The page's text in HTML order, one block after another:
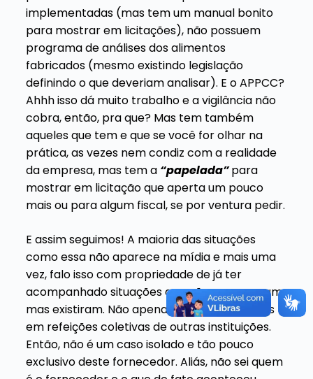
implementadas (mas tem um manual bonito
para mostrar em licitações), não possuem
programa de análises dos alimentos
fabricados (mesmo existindo legislação
definindo o que deveriam analisar). E o APPCC?
Ahhh isso dá muito trabalho e a vigilância não
cobra, então, pra que? Mas tem também
aqueles que tem e que se você for olhar na
prática, as vezes nem condiz com a realidade
da empresa, mas tem a “papelada”para
mostrar em licitação que aperta um pouco
mais ou para algum fiscal, se por ventura pedir.
E assim seguimos! A maioria das situações
como essa não aparece na mídia e mais uma
vez, falo isso com propriedade de já ter
acompanhado situações que não apareceram,
mas existiram. Não apenas em hospitais, mas
em refeições coletivas de outras instituições.
Então, não é um caso isolado e tão pouco
exclusivo deste fornecedor. Aliás, não sei quem